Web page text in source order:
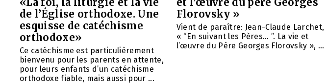
de l’Église orthodoxe. Une
esquisse de catéchisme
orthodoxe»
Ce catéchisme est particulièrement
bienvenu pour les parents en attente,
pour leurs enfants d’un catéchisme
orthodoxe fiable, mais aussi pour ...
Florovsky »
Vient de paraître: Jean-Claude Larchet,
« “En suivant les Pères… ”. La vie et
l’œuvre du Père Georges Florovsky », ...